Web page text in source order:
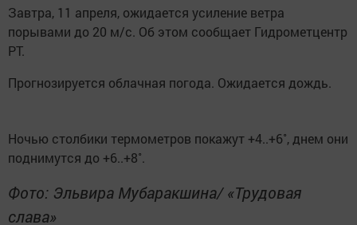
Завтра, 11 апреля, ожидается усиление ветра
порывами до 20 м/с. Об этом сообщает Гидрометцентр
РТ.
Прогнозируется облачная погода. Ожидается дождь.
Ночью столбики термометров покажут +4..+6˚, днем они
поднимутся до +6..+8˚.
Фото: Эльвира Мубаракшина/ «Трудовая
слава»